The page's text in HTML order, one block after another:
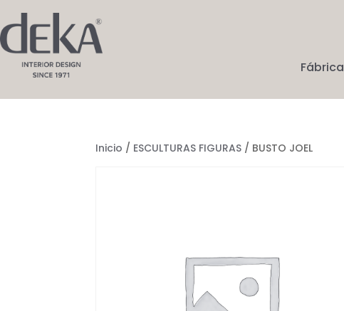
Fábrica
Inicio / ESCULTURAS FIGURAS / BUSTO JOEL